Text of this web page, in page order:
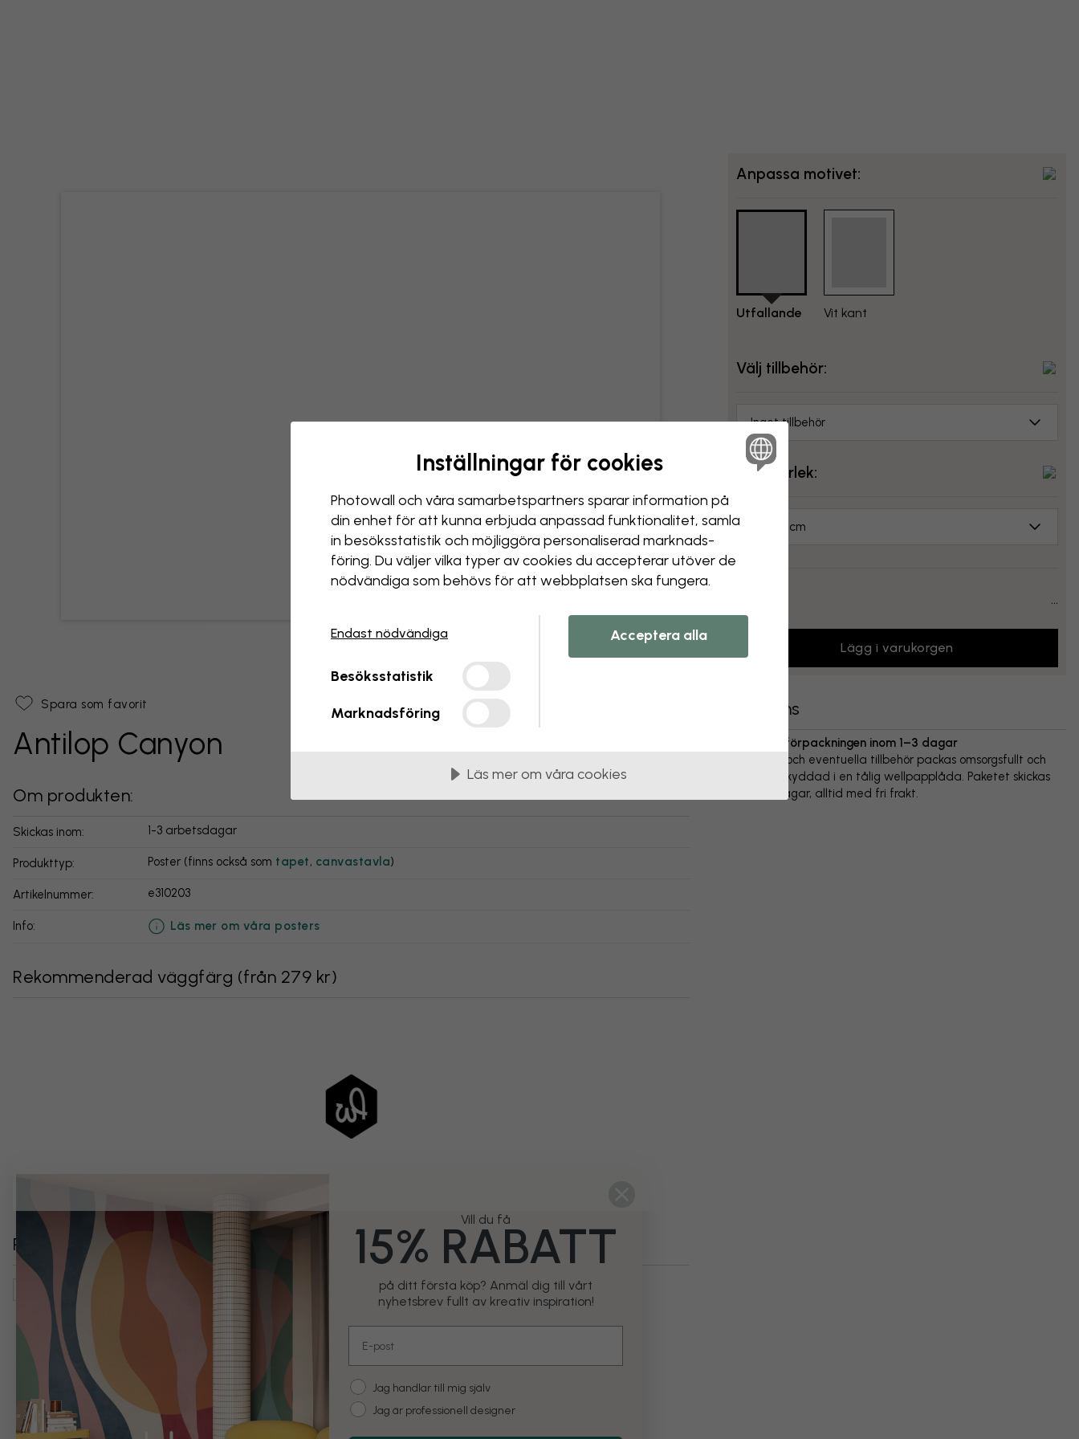
Hi there!
It looks like you are visiting us from USA.
Anpassa motivet:
Utfallande Vit kant
Välj tillbehör:
Inget tillbehör
Välj storlek:
70x50 cm
...
Lägg i varukorgen
Spara som favorit
Antilop Canyon
Om produkten:
Skickas inom: 1-3 arbetsdagar
Produkttyp: Poster (finns också som tapet, canvastavla)
Artikelnummer: e310203
info: Läs mer om våra posters
Rekommenderad väggfärg (från 279 kr)
Relaterade kategorier
Natur Landskap Kanjoner Kartor, Flaggor & Platser Städer & Platser Usa Arizona
Leverans
Vi skickar förpackningen inom 1–3 dagar
Din poster och eventuella tillbehör packas omsorgsfullt och
levereras skyddad i en tålig wellpapplåda. Paketet skickas
inom 1-3 dagar, alltid med fri frakt.
Vill du få
15% RABATT
på ditt första köp? Anmäl dig till vårt
nyhetsbrev fullt av kreativ inspiration!
Customer type
Jag handlar till mig själv
Jag är professionell designer
Inställningar för cookies
Photowall och våra samarbets­partners sparar information på
din enhet för att kunna erbjuda anpassad funktionalitet, samla
in besöks­statistik och möjliggöra personaliserad marknads­
föring. Du väljer vilka typer av cookies du accepterar utöver de
nödvändiga som behövs för att webbplatsen ska fungera.
Endast nödvändiga
Besöksstatistik
Marknadsföring
Acceptera alla
Läs mer om våra cookies